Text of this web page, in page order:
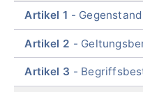
Artikel 1 Gegenstand
Artikel 2
Artikel 3